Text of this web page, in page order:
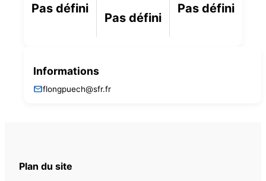
Pas défini
Pas défini
Pas défini
Informations
flongpuech@sfr.fr
Plan du site